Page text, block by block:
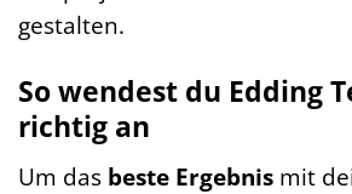
gestalten.
So wendest du Edding
richtig an
Um das beste Ergebnis mit